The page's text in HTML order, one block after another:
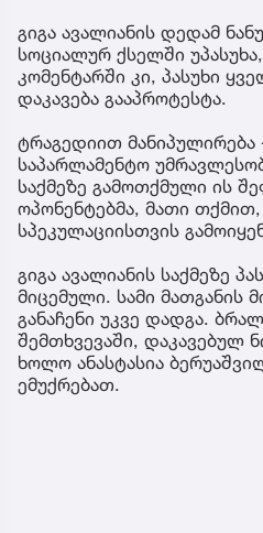
გიგა ავალიანის დედამ
სოციალურ ქსელში
კომენტარში კი, პასუხი
დაკავება გააპროტესტა.
ტრაგედიით მანიპულირება
საპარლამენტო
საქმეზე გამოთქმული ის
ოპონენტებმა, მათი
სპეკულაციისთვის
გიგა ავალიანის საქმეზე
მიცემული. სამი მათგანის
განაჩენი უკვე დადგა.
შემთხვევაში, დაკავებულ
ხოლო ანასტასია
ემუქრებათ.